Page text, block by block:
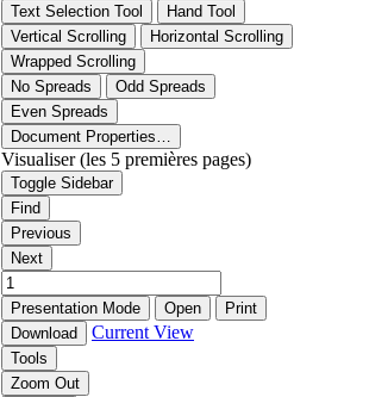
Text Selection Tool
Hand Tool
Vertical Scrolling
Horizontal Scrolling
Wrapped Scrolling
No Spreads
Odd Spreads
Even Spreads
Document Properties…
Visualiser (les 5 premières pages)
Toggle Sidebar
Find
Previous
Next
Presentation Mode Open
Print
Download
Current View
Tools
Zoom Out